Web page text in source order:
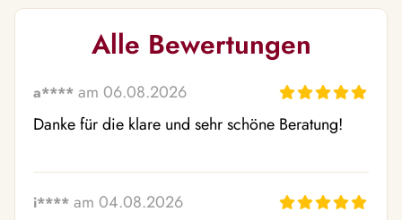
Alle Bewertungen
a**** am 06.08.2026
Danke für die klare und sehr schöne Beratung!
i**** am 04.08.2026